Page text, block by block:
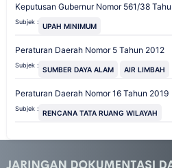
Keputusan Gubernur Nomor 561/38
Subjek : UPAH MINIMUM
Peraturan Daerah Nomor 5 Tahun 2012
Subjek : SUMBER DAYA ALAM AIR LIMBAH
Peraturan Daerah Nomor 16 Tahun 2019
Subjek : RENCANA TATA RUANG WILAYAH